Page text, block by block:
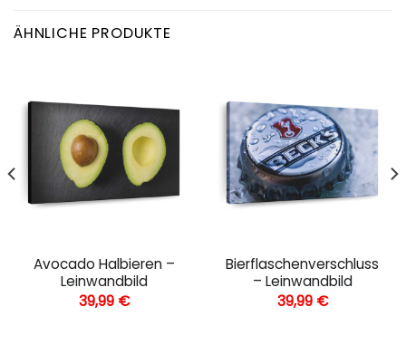
ÄHNLICHE PRODUKTE
Avocado Halbieren –
Leinwandbild
39,99 €
Bierflaschenverschluss
– Leinwandbild
39,99 €